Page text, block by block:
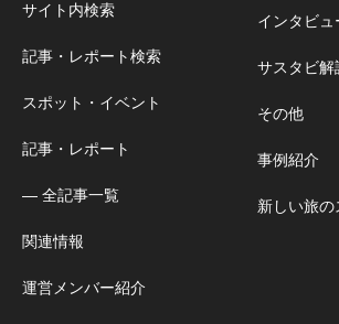
サイト内検索
記事・レポート検索
スポット・イベント
記事・レポート
― 全記事一覧
関連情報
運営メンバー紹介
インタビュ
サスタビ解
その他
事例紹介
新しい旅の